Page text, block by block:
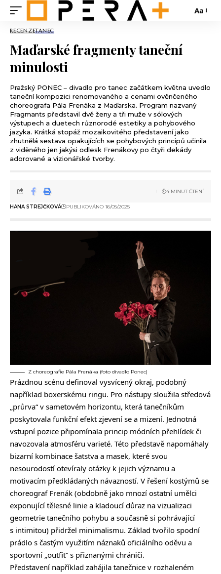
Aa
RECENZETANEC
Maďarské fragmenty taneční
minulosti
Pražský PONEC – divadlo pro tanec začátkem května uvedlo
taneční kompozici renomovaného a cenami ověnčeného
choreografa Pála Frenáka z Maďarska. Program nazvaný
Fragmants představil dvě ženy a tři muže v sólových
výstupech a duetech různorodé estetiky a pohybového
jazyka. Krátká stopáž mozaikovitého představení jako
zhutnělá sestava opakujících se pohybových principů učinila
z viděného jen jakýsi odlesk Frenákovy po čtyři dekády
adorované a vizionářské tvorby.
HANA STREJČKOVÁ PUBLIKOVÁNO 16/05/2025
4 MINUT ČTENÍ
Z choreografie Pála Frenáka (foto divadlo Ponec)
Prázdnou scénu definoval vysvícený okraj, podobný
například boxerskému ringu. Pro nástupy sloužila středová
„průrva“ v sametovém horizontu, která tanečníkům
poskytovala funkční efekt zjevení se a mizení. Jednotná
vstupní pozice připomínala princip módních přehlídek či
navozovala atmosféru varieté. Této představě napomáhaly
bizarní kombinace šatstva a masek, které svou
nesourodostí otevíraly otázky k jejich významu a
motivacím předkládaných návazností. V řešení kostýmů se
choreograf Frenák (obdobně jako mnozí ostatní umělci
exponující tělesné linie a kladoucí důraz na vizualizaci
geometrie tanečního pohybu a současně si pohrávající
s intimitou) přidržel minimalismu. Základ tvořilo spodní
prádlo s častým využitím náznaků oficiálního oděvu a
sportovní „outfit“ s přiznanými chrániči.
Představení například zahájila tanečnice v rozhaleném